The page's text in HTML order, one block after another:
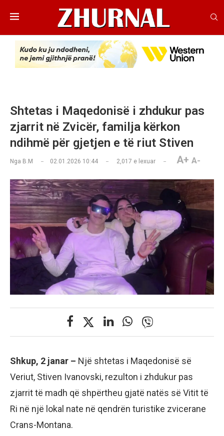
Shtetas i Maqedonisë i zhdukur pas
zjarrit në Zvicër, familja kërkon
ndihmë për gjetjen e të riut Stiven
Nga B.M 02.01.2026 10:44 2,017 e lexuar A+ A-
Shkup, 2 janar – Një shtetas i Maqedonisë së
Veriut, Stiven Ivanovski, rezulton i zhdukur pas
zjarrit të madh që shpërtheu gjatë natës së Vitit të
Ri në një lokal nate në qendrën turistike zvicerane
Crans-Montana.